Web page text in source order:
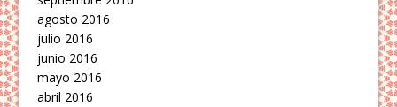
agosto 2016
julio 2016
junio 2016
mayo 2016
abril 2016